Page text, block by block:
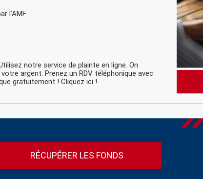
l’AMF
notre service de plainte en ligne. On
argent. Prenez un RDV téléphonique avec
gratuitement ! Cliquez ici !
RÉCUPÉRER LES FONDS